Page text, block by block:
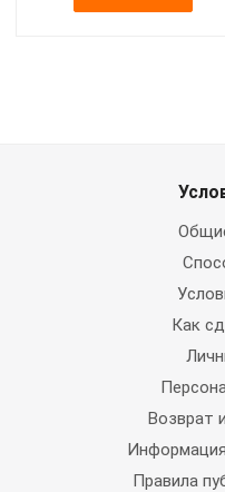
Как
Возврат
Правила